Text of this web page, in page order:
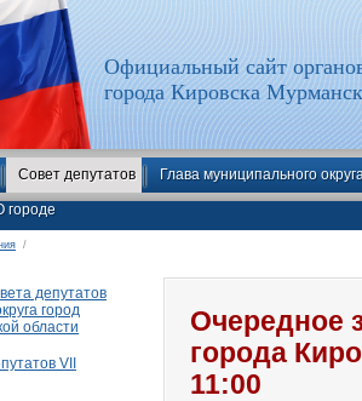
Официальный сайт
города Кировска
Совет депутатов Глава муниципального
городе
/
Очередное
города
11:00
депутатов
город
области
VII